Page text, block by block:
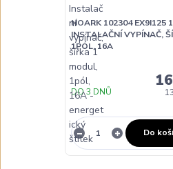
NOARK 102304 EX9I125
INSTALAČNÍ VYPÍNAČ,
1PÓL, 16A
DO 3 DNŮ
Do